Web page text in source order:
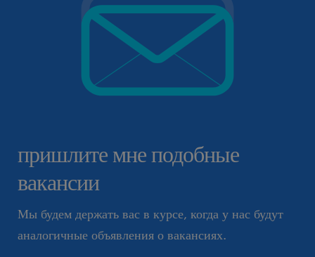
пришлите мне подобные
вакансии
Мы будем держать вас в курсе, когда у нас будут
аналогичные объявления о вакансиях.